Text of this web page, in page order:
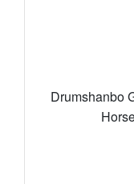
Drumshanbo